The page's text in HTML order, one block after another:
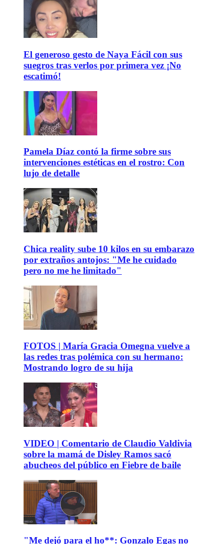
El generoso gesto de Naya Fácil con sus
suegros tras verlos por primera vez ¡No
escatimó!
Pamela Díaz contó la firme sobre sus
intervenciones estéticas en el rostro: Con
lujo de detalle
Chica reality sube 10 kilos en su embarazo
por extraños antojos: "Me he cuidado
pero no me he limitado"
FOTOS | María Gracia Omegna vuelve a
las redes tras polémica con su hermano:
Mostrando logro de su hija
VIDEO | Comentario de Claudio Valdivia
sobre la mamá de Disley Ramos sacó
abucheos del público en Fiebre de baile
"Me dejó para el ho**: Gonzalo Egas no